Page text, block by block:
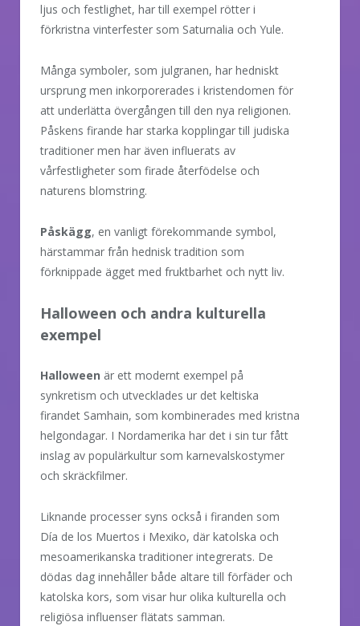
ljus och festlighet, har till exempel rötter i
förkristna vinterfester som Saturnalia och Yule.
Många symboler, som julgranen, har hedniskt
ursprung men inkorporerades i kristendomen för
att underlätta övergången till den nya religionen.
Påskens firande har starka kopplingar till judiska
traditioner men har även influerats av
vårfestligheter som firade återfödelse och
naturens blomstring.
Påskägg, en vanligt förekommande symbol,
härstammar från hednisk tradition som
förknippade ägget med fruktbarhet och nytt liv.
Halloween och andra kulturella
exempel
Halloween är ett modernt exempel på
synkretism och utvecklades ur det keltiska
firandet Samhain, som kombinerades med kristna
helgondagar. I Nordamerika har det i sin tur fått
inslag av populärkultur som karnevalskostymer
och skräckfilmer.
Liknande processer syns också i firanden som
Día de los Muertos i Mexiko, där katolska och
mesoamerikanska traditioner integrerats. De
dödas dag innehåller både altare till förfäder och
katolska kors, som visar hur olika kulturella och
religiösa influenser flätats samman.